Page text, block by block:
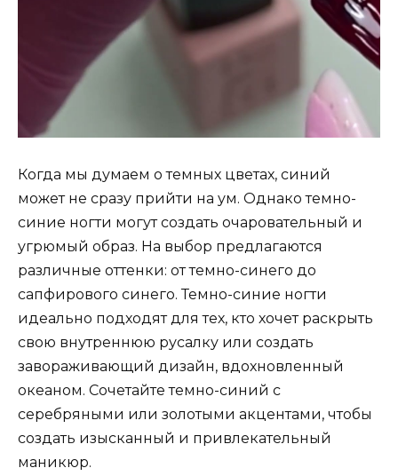
Когда мы думаем о темных цветах, синий
может не сразу прийти на ум. Однако темно-
синие ногти могут создать очаровательный и
угрюмый образ. На выбор предлагаются
различные оттенки: от темно-синего до
сапфирового синего. Темно-синие ногти
идеально подходят для тех, кто хочет раскрыть
свою внутреннюю русалку или создать
завораживающий дизайн, вдохновленный
океаном. Сочетайте темно-синий с
серебряными или золотыми акцентами, чтобы
создать изысканный и привлекательный
маникюр.